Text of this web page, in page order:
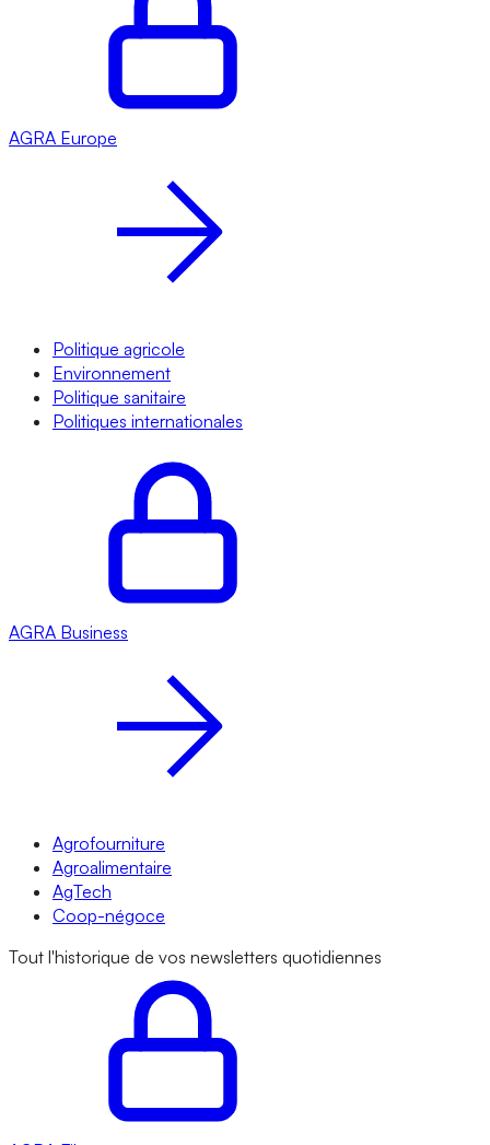
AGRA Europe
Politique agricole
Environnement
Politique sanitaire
Politiques internationales
AGRA Business
Agrofourniture
Agroalimentaire
AgTech
Coop-négoce
Tout l'historique de vos newsletters quotidiennes